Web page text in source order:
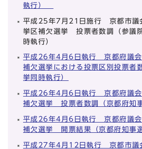
執行）
平成25年7月21日施行 京都市議
挙区補欠選挙 投票者数調（参議
時執行）
平成26年4月6日執行 京都府議会
補欠選挙における投票区別投票者
挙同時執行）
平成26年4月6日執行 京都府議会
補欠選挙 投票者数調（京都府知
平成26年4月6日執行 京都府議会
補欠選挙 開票結果（京都府知事
平成27年4月12日執行 京都市議